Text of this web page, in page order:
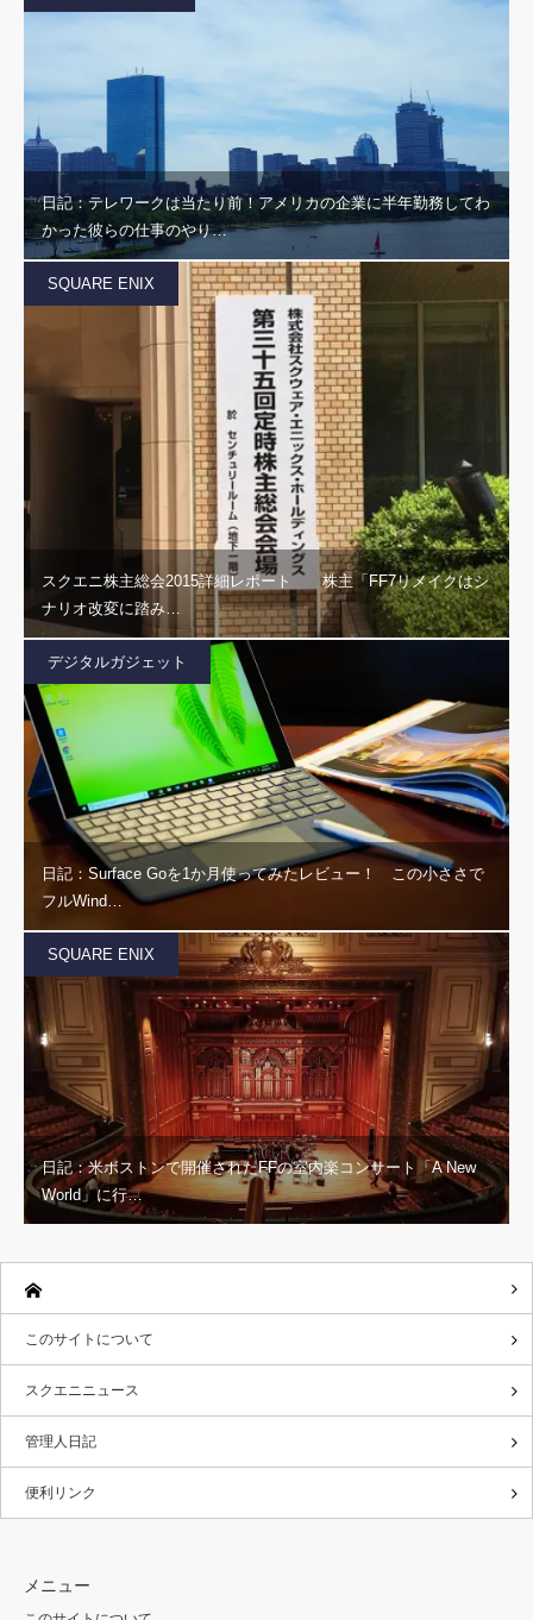
日記：テレワークは当たり前！アメリカの企業に半年勤務してわ
かった彼らの仕事のやり…
SQUARE ENIX
スクエニ株主総会2015詳細レポート 株主「FF7リメイクはシ
ナリオ改変に踏み…
デジタルガジェット
日記：Surface Goを1か月使ってみたレビュー！ この小ささで
フルWind…
SQUARE ENIX
日記：米ボストンで開催されたFFの室内楽コンサート「A New
World」に行…
このサイトについて
スクエニニュース
管理人日記
便利リンク
メニュー